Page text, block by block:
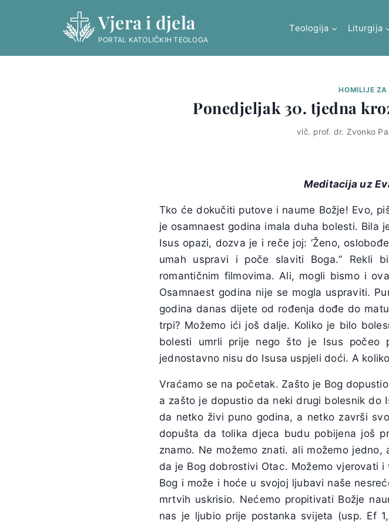
Vjera i djela
PORTAL KATOLIČKIH TEOLOGA
Teologija Liturgija
HOMILIJE ZA
Ponedjeljak 30. tjedna
vlč. prof. dr. Zvonko
Meditacija uz
Tko će dokučiti putove i naume Božje! Evo,
je osamnaest godina imala duha bolesti. Bila
Isus opazi, dozva je i reče joj: ‘Ženo,
umah uspravi i poče slaviti Boga.“ Rekli
romantičnim filmovima. Ali, mogli bismo i
Osamnaest godina nije se mogla uspraviti.
godina danas dijete od rođenja dođe do
trpi? Možemo ići još dalje. Koliko je bilo
bolesti umrli prije nego što je Isus počeo
jednostavno nisu do Isusa uspjeli doći. A
Vraćamo se na početak. Zašto je Bog
a zašto je dopustio da neki drugi bolesnik do
da netko živi puno godina, a netko završi
dopušta da tolika djeca budu pobijena još
znamo. Ne možemo znati. ali možemo
da je Bog dobrostivi Otac. Možemo vjerovati
Bog i može i hoće u svojoj ljubavi naše
mrtvih uskrisio. Nećemo propitivati Božje
nas je ljubio prije postanka svijeta (usp. Ef